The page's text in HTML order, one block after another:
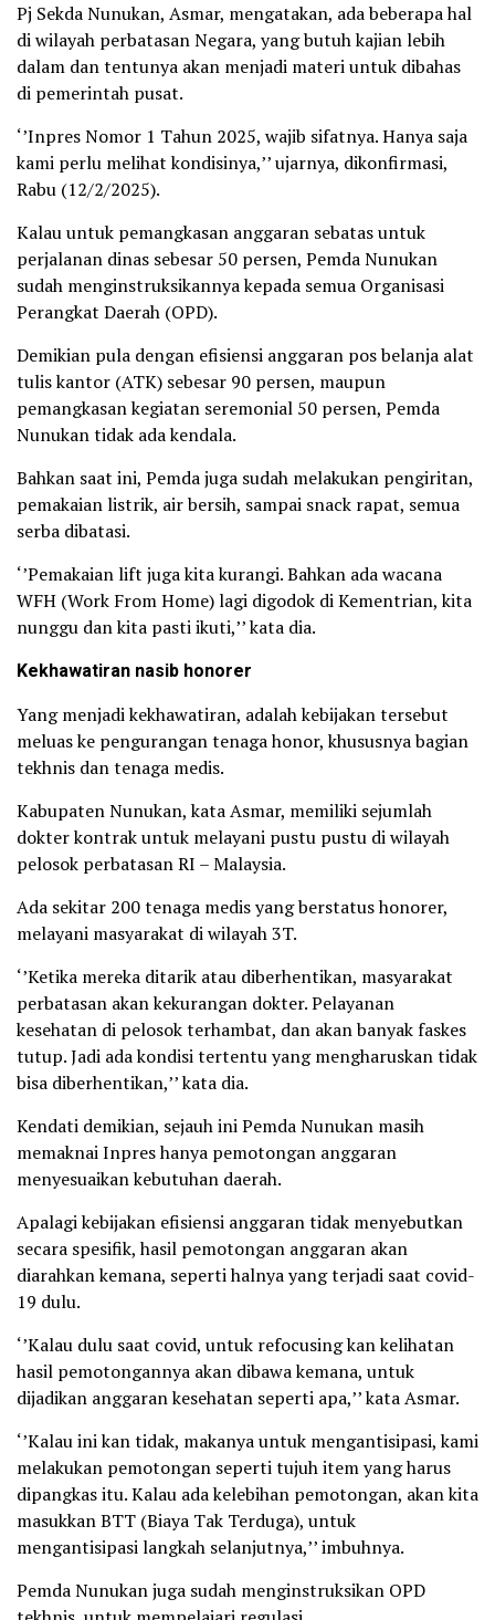
Pj Sekda Nunukan, Asmar, mengatakan, ada beberapa hal
di wilayah perbatasan Negara, yang butuh kajian lebih
dalam dan tentunya akan menjadi materi untuk dibahas
di pemerintah pusat.
‘’Inpres Nomor 1 Tahun 2025, wajib sifatnya. Hanya saja
kami perlu melihat kondisinya,’’ ujarnya, dikonfirmasi,
Rabu (12/2/2025).
Kalau untuk pemangkasan anggaran sebatas untuk
perjalanan dinas sebesar 50 persen, Pemda Nunukan
sudah menginstruksikannya kepada semua Organisasi
Perangkat Daerah (OPD).
Demikian pula dengan efisiensi anggaran pos belanja alat
tulis kantor (ATK) sebesar 90 persen, maupun
pemangkasan kegiatan seremonial 50 persen, Pemda
Nunukan tidak ada kendala.
Bahkan saat ini, Pemda juga sudah melakukan pengiritan,
pemakaian listrik, air bersih, sampai snack rapat, semua
serba dibatasi.
‘’Pemakaian lift juga kita kurangi. Bahkan ada wacana
WFH (Work From Home) lagi digodok di Kementrian, kita
nunggu dan kita pasti ikuti,’’ kata dia.
Kekhawatiran nasib honorer
Yang menjadi kekhawatiran, adalah kebijakan tersebut
meluas ke pengurangan tenaga honor, khususnya bagian
tekhnis dan tenaga medis.
Kabupaten Nunukan, kata Asmar, memiliki sejumlah
dokter kontrak untuk melayani pustu pustu di wilayah
pelosok perbatasan RI – Malaysia.
Ada sekitar 200 tenaga medis yang berstatus honorer,
melayani masyarakat di wilayah 3T.
‘’Ketika mereka ditarik atau diberhentikan, masyarakat
perbatasan akan kekurangan dokter. Pelayanan
kesehatan di pelosok terhambat, dan akan banyak faskes
tutup. Jadi ada kondisi tertentu yang mengharuskan tidak
bisa diberhentikan,’’ kata dia.
Kendati demikian, sejauh ini Pemda Nunukan masih
memaknai Inpres hanya pemotongan anggaran
menyesuaikan kebutuhan daerah.
Apalagi kebijakan efisiensi anggaran tidak menyebutkan
secara spesifik, hasil pemotongan anggaran akan
diarahkan kemana, seperti halnya yang terjadi saat covid-
19 dulu.
‘’Kalau dulu saat covid, untuk refocusing kan kelihatan
hasil pemotongannya akan dibawa kemana, untuk
dijadikan anggaran kesehatan seperti apa,’’ kata Asmar.
‘’Kalau ini kan tidak, makanya untuk mengantisipasi, kami
melakukan pemotongan seperti tujuh item yang harus
dipangkas itu. Kalau ada kelebihan pemotongan, akan kita
masukkan BTT (Biaya Tak Terduga), untuk
mengantisipasi langkah selanjutnya,’’ imbuhnya.
Pemda Nunukan juga sudah menginstruksikan OPD